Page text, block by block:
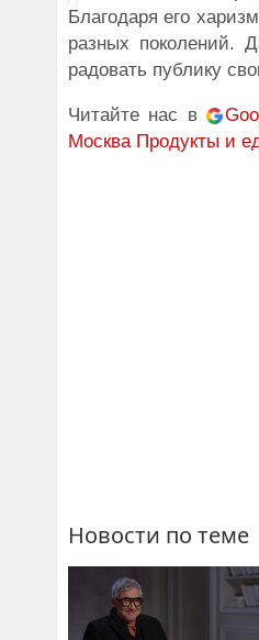
Благодаря его
разных поколений.
радовать публику
Читайте нас в
Москва Продукты и
Новости по теме